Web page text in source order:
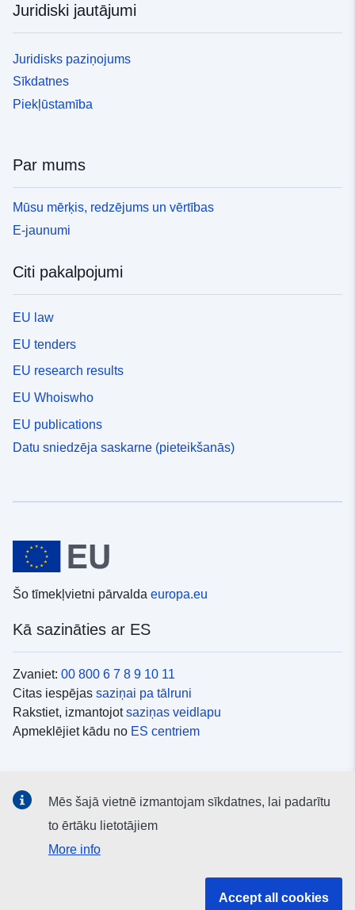
Juridiski jautājumi
Juridisks paziņojums
Sīkdatnes
Piekļūstamība
Par mums
Mūsu mērķis, redzējums un vērtības
E-jaunumi
Citi pakalpojumi
EU law
EU tenders
EU research results
EU Whoiswho
EU publications
Datu sniedzēja saskarne (pieteikšanās)
Šo tīmekļvietni pārvalda europa.eu
Kā sazināties ar ES
Zvaniet: 00 800 6 7 8 9 10 11
Citas iespējas saziņai pa tālruni
Rakstiet, izmantojotsaziņas veidlapu
Apmeklējiet kādu no ES centriem
ES kontisociālajos medijos
Mēs šajā vietnē izmantojam sīkdatnes, lai padarītu
to ērtāku lietotājiem
More info
Accept all cookies